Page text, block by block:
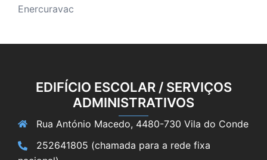
Enercuravac
EDIFÍCIO ESCOLAR / SERVIÇOS
ADMINISTRATIVOS
Rua António Macedo, 4480-730 Vila do Conde
252641805 (chamada para a rede fixa